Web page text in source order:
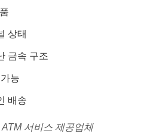
상태
금속 구조
능
배송
서비스 제공업체